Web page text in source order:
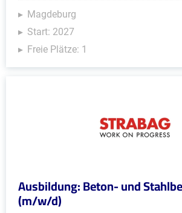
Magdeburg
Start: 2027
Freie Plätze: 1
Ausbildung: Beton- und
(m/w/d)